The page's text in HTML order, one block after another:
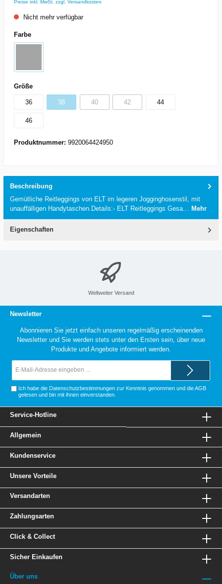
Preise inkl. MwSt. zzgl. Versandkosten
Nicht mehr verfügbar
Farbe
Größe
36 38 40 42 44
46
Produktnummer: 9920064424950
Beschreibung
Gemütliche Reitleggings von ELT im legeren Jogginghosenstil, mit
unauffälligen Handytaschen.Details:- ELT Reitleggings Gesa… Mehr
Eigenschaften
Weltweiter Versand
Newsletter
Abonnieren Sie jetzt einfach unseren regelmäßig erscheinenden
Newsletter und Sie werden stets unter den Ersten sein, über neue
Produkte und Angebote informiert werden.
Ich habe die Datenschutzbestimmungen zur Kenntnis genommen und dieAGB
gelesen und bin mit ihnen einverstanden.
Service-Hotline
Allgemein
Kundenservice
Unsere Vorteile
Versandarten
Zahlungsarten
Click & Collect
Sicher Einkaufen
Über uns